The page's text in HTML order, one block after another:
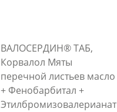
ВАЛОСЕРДИН® ТАБ,
Корвалол Мяты
перечной листьев масло
+ Фенобарбитал +
Этилбромизовалерианат